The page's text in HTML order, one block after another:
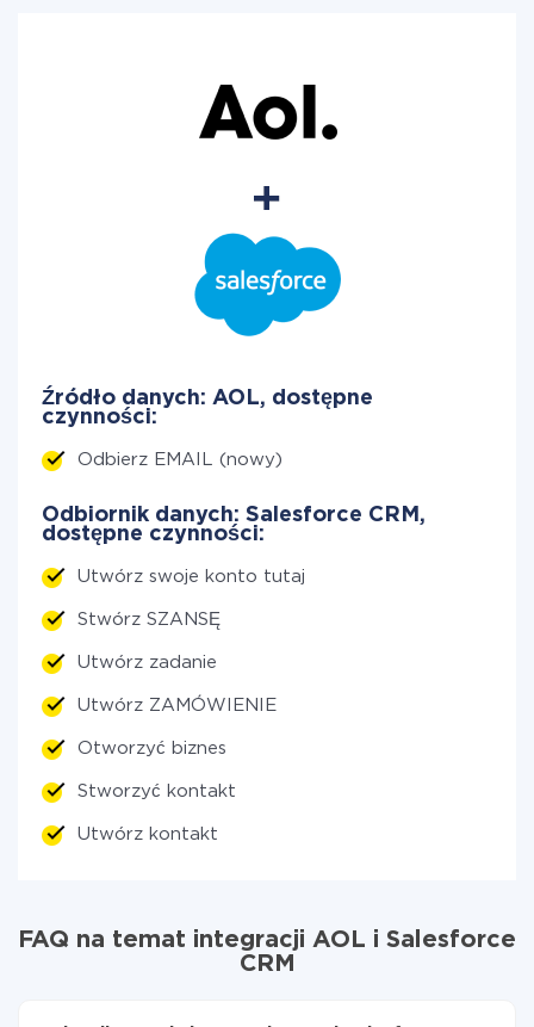
Źródło danych: AOL, dostępne
czynności:
Odbierz EMAIL (nowy)
Odbiornik danych: Salesforce CRM,
dostępne czynności:
Utwórz swoje konto tutaj
Stwórz SZANSĘ
Utwórz zadanie
Utwórz ZAMÓWIENIE
Otworzyć biznes
Stworzyć kontakt
Utwórz kontakt
FAQ na temat integracji AOL i Salesforce
CRM